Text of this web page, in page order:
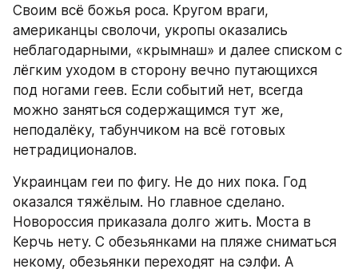
Своим всё божья роса. Кругом враги,
американцы сволочи, укропы оказались
неблагодарными, «крымнаш» и далее списком с
лёгким уходом в сторону вечно путающихся
под ногами геев. Если событий нет, всегда
можно заняться содержащимся тут же,
неподалёку, табунчиком на всё готовых
нетрадиционалов.
Украинцам геи по фигу. Не до них пока. Год
оказался тяжёлым. Но главное сделано.
Новороссия приказала долго жить. Моста в
Керчь нету. С обезьянками на пляже сниматься
некому, обезьянки переходят на сэлфи. А